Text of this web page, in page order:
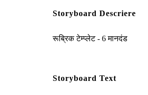
Storyboard Descriere
रूब्रिक टेम्प्लेट - 6 मानदंड
Storyboard Text